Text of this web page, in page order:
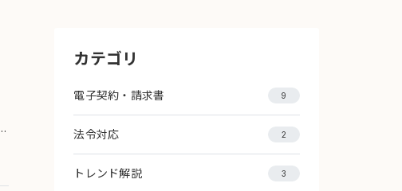
カテゴリ
電子契約・請求書 9
法令対応 2
トレンド解説 3